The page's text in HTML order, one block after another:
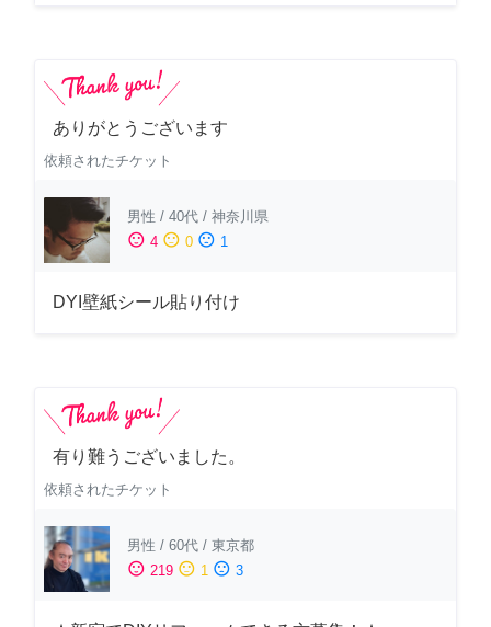
ありがとうございます
依頼されたチケット
男性 / 40代 / 神奈川県
sentiment_satisfied 4 sentiment_neutral 0 sentiment_dissatisfied 1
DYI壁紙シール貼り付け
有り難うございました。
依頼されたチケット
男性 / 60代 / 東京都
sentiment_satisfied 219 sentiment_neutral 1 sentiment_dissatisfied 3